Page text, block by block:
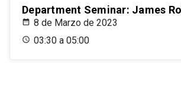
Department Seminar: James
8 de Marzo de 2023
03:30 a 05:00